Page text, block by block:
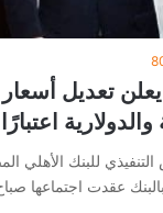
تعديل أسعار
والدولارية
للبنك الأهلي
عقدت اجتماعها